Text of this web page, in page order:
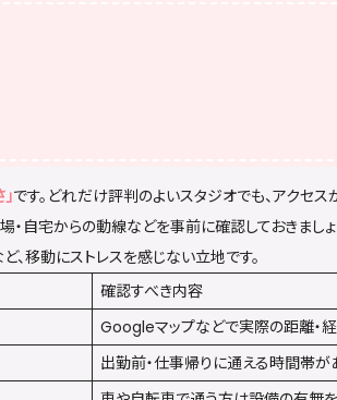
です。どれだけ評判のよいスタジオでも、アクセ
・自宅からの動線などを事前に確認しておきましょ
、移動にストレスを感じない立地です。
確認すべき内容
Googleマップなどで実際の距離・
出勤前・仕事帰りに通える時間帯が